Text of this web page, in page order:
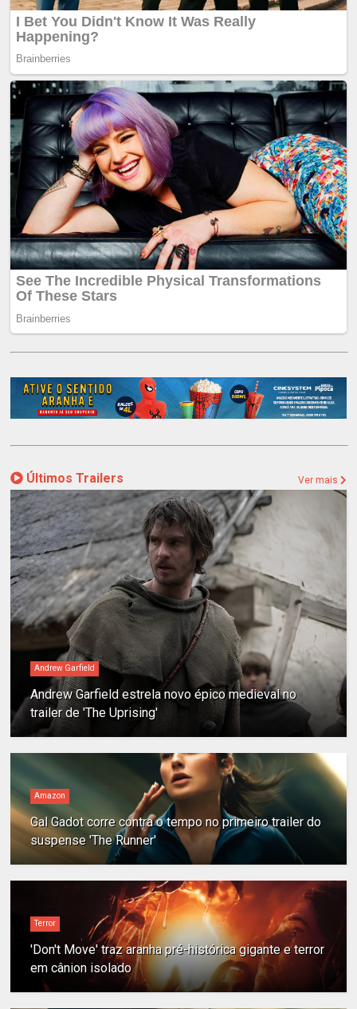
Últimos Trailers Ver mais
Andrew Garfield
Andrew Garfield estrela novo épico medieval no
trailer de 'The Uprising'
Amazon
Gal Gadot corre contra o tempo no primeiro trailer do
suspense 'The Runner'
Terror
'Don't Move' traz aranha pré-histórica gigante e terror
em cânion isolado